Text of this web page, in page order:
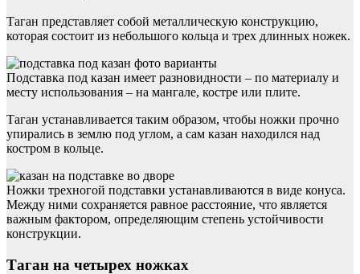
Таган представляет собой металлическую конструкцию,
которая состоит из небольшого кольца и трех длинных ножек.
Подставка под казан имеет разновидности – по материалу и
месту использования – на мангале, костре или плите.
Таган устанавливается таким образом, чтобы ножки прочно
упирались в землю под углом, а сам казан находился над
костром в кольце.
Ножки трехногой подставки устанавливаются в виде конуса.
Между ними сохраняется равное расстояние, что является
важным фактором, определяющим степень устойчивости
конструкции.
Таган на четырех ножках